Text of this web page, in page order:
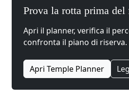
Prova la rotta prima del
Apri il planner, verifica il
confronta il piano di riserva.
Apri Temple Planner